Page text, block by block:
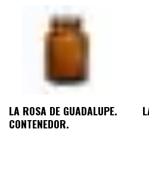
LA ROSA DE GUADALUPE.
CONTENEDOR.